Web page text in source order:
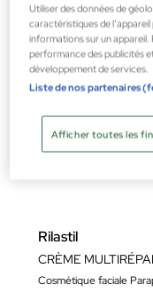
Rilastil
Cosmétique faciale
Utiliser des données de
caractéristiques de
informations sur un
performance des publicités
développement de services.
Liste de nos partenaires
Afficher toutes les